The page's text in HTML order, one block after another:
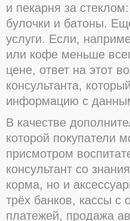
и пекарня за
булочки и батоны.
услуги. Если,
или кофе меньше
цене, ответ на этот
консультанта,
информацию с
В качестве
которой покупатели
присмотром
консультант со
корма, но и
трёх банков, кассы
платежей, продажа